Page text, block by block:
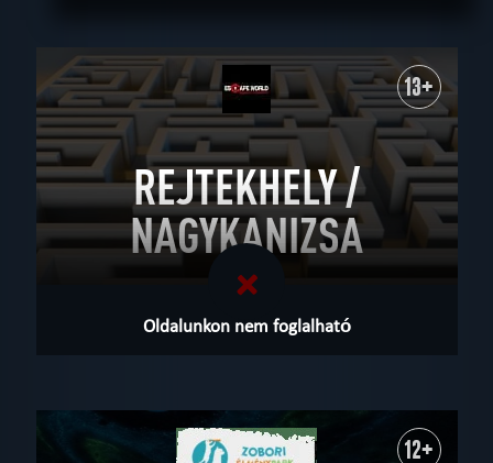
13+
REJTEKHELY /
NAGYKANIZSA
Oldalunkon nem foglalható
12+